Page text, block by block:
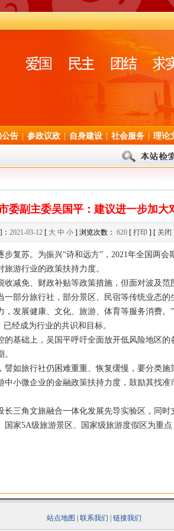
公告 参政议政 自身建设 社会服务 理论
委副主委吴国平：建议进一步加大
2021-03-12 [ 大 中 小 ] 浏览次数： 620 [ 打印 ] [ 关闭
苏。为振兴“诗和远方”，2021年全国两会
游行业的政策扶持力度。
免、财政补贴等政策措施，但面对波及范
部分旅行社，部分景区、民宿等传统业态
发展健康、文化、旅游、体育等服务消费
经成为行业的共识和目标。
础上，吴国平呼吁全面放开低风险地区的
旅行社仍困难重重、恢复缓慢，要分类施
小微企业的金融政策扶持力度，鼓励其找
角文旅融合一体化发展先导实验区，同时
家5A级旅游景区、国家级旅游度假区为重
站点地图 联系我们 链接我们